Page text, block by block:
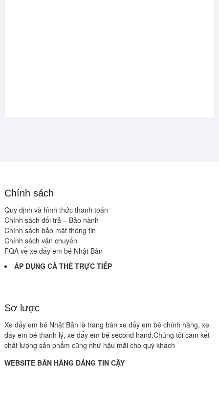
Chính sách
Quy định và hình thức thanh toán
Chính sách đổi trả – Bảo hành
Chính sách bảo mật thông tin
Chính sách vận chuyển
FQA về xe đẩy em bé Nhật Bản
ÁP DỤNG CÀ THẺ TRỰC TIẾP
Sơ lược
Xe đẩy em bé Nhật Bản là trang bán xe đẩy em bé chính hãng, xe
đẩy em bé thanh lý, xe đẩy em bé second hand.Chúng tôi cam kết
chất lượng sản phẩm cũng như hậu mãi cho quý khách
WEBSITE BÁN HÀNG ĐÁNG TIN CẬY